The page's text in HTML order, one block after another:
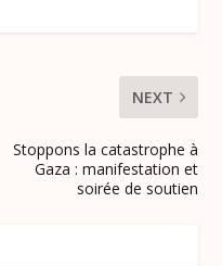
NEXT
Stoppons la catastrophe à
Gaza : manifestation et
soirée de soutien